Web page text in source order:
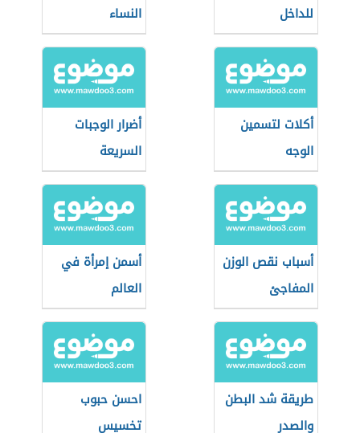
للداخل
النساء
أكلات لتسمين
الوجه
أضرار الوجبات
السريعة
أسباب نقص الوزن
المفاجئ
أسمن إمرأة في
العالم
طريقة شد البطن
والصدر
احسن حبوب
تخسيس